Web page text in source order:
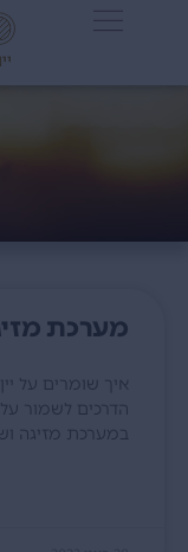
מערכת
איך שומרים על
הדרכים לשמור
במערכת מזיגה